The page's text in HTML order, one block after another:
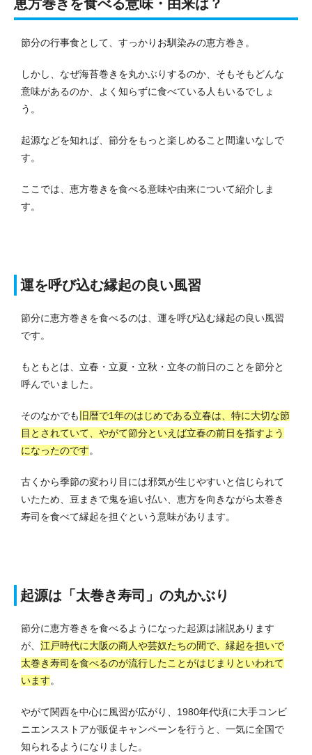
恵方巻きを食べる意味・由来は？
節分の行事食として、すっかりお馴染みの恵方巻き。
しかし、なぜ海苔巻きを丸かぶりするのか、そもそもどんな
意味があるのか、よく知らずに食べている人もいるでしょ
う。
起源などを知れば、節分をもっと楽しめること間違いなしで
す。
ここでは、恵方巻きを食べる意味や由来について紹介しま
す。
運を呼び込む縁起の良い風習
節分に恵方巻きを食べるのは、運を呼び込む縁起の良い風習
です。
もともとは、立春・立夏・立秋・立冬の前日のことを節分と
呼んでいました。
そのなかでも 旧暦で1年のはじめである立春は、特に大切な節
目とされていて、やがて節分といえば立春の前日を指すよう
になったのです。
古くから季節の変わり目には邪気が生じやすいと信じられて
いたため、豆まきで鬼を追い払い、恵方を向きながら太巻き
寿司を食べて縁起を担ぐという意味があります。
起源は「太巻き寿司」の丸かぶり
節分に恵方巻きを食べるようになった起源は諸説あります
が、 江戸時代に大阪の商人や芸奴たちの間で、縁起を担いで
太巻き寿司を食べるのが流行したことがはじまりといわれて
います。
やがて関西を中心に風習が広がり、1980年代頃に大手コンビ
ニエンスストアが販促キャンペーンを行うと、一気に全国で
知られるようになりました。